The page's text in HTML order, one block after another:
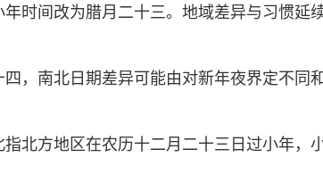
时间改为腊月二十三。地域差异与习惯延
，南北日期差异可能由对新年夜界定不同
北方地区在农历十二月二十三日过小年，